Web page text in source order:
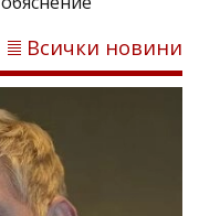
Всички новини